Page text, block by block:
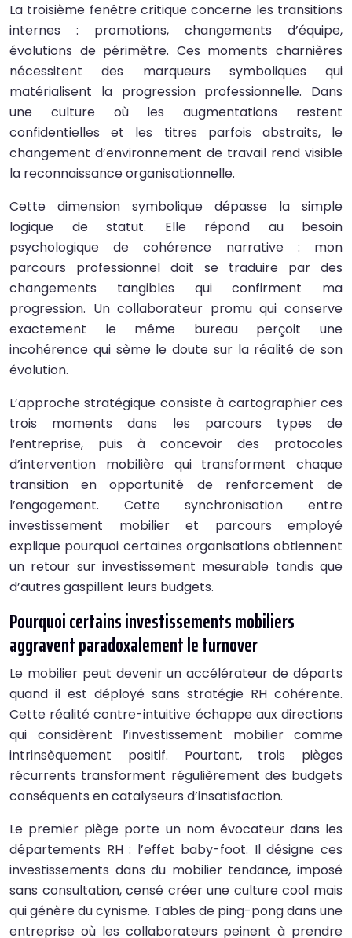
La troisième fenêtre critique concerne les transitions
internes : promotions, changements d’équipe,
évolutions de périmètre. Ces moments charnières
nécessitent des marqueurs symboliques qui
matérialisent la progression professionnelle. Dans
une culture où les augmentations restent
confidentielles et les titres parfois abstraits, le
changement d’environnement de travail rend visible
la reconnaissance organisationnelle.
Cette dimension symbolique dépasse la simple
logique de statut. Elle répond au besoin
psychologique de cohérence narrative : mon
parcours professionnel doit se traduire par des
changements tangibles qui confirment ma
progression. Un collaborateur promu qui conserve
exactement le même bureau perçoit une
incohérence qui sème le doute sur la réalité de son
évolution.
L’approche stratégique consiste à cartographier ces
trois moments dans les parcours types de
l’entreprise, puis à concevoir des protocoles
d’intervention mobilière qui transforment chaque
transition en opportunité de renforcement de
l’engagement. Cette synchronisation entre
investissement mobilier et parcours employé
explique pourquoi certaines organisations obtiennent
un retour sur investissement mesurable tandis que
d’autres gaspillent leurs budgets.
Pourquoi certains investissements mobiliers
aggravent paradoxalement le turnover
Le mobilier peut devenir un accélérateur de départs
quand il est déployé sans stratégie RH cohérente.
Cette réalité contre-intuitive échappe aux directions
qui considèrent l’investissement mobilier comme
intrinsèquement positif. Pourtant, trois pièges
récurrents transforment régulièrement des budgets
conséquents en catalyseurs d’insatisfaction.
Le premier piège porte un nom évocateur dans les
départements RH : l’effet baby-foot. Il désigne ces
investissements dans du mobilier tendance, imposé
sans consultation, censé créer une culture cool mais
qui génère du cynisme. Tables de ping-pong dans une
entreprise où les collaborateurs peinent à prendre